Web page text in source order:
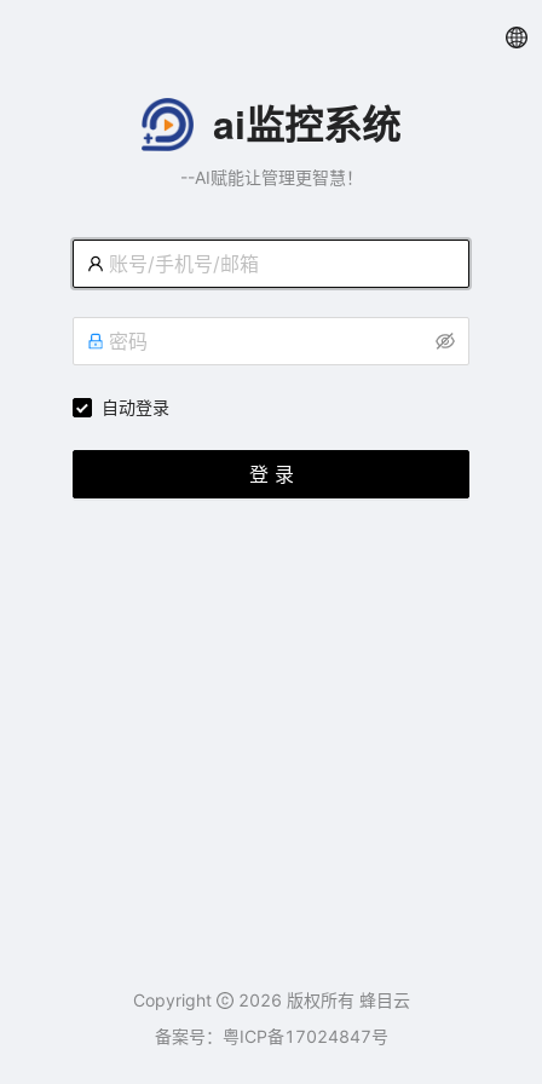
ai监控系统
--AI赋能让管理更智慧！
自动登录
登 录
Copyright
2026 版权所有 蜂目云
备案号： 粤ICP备17024847号